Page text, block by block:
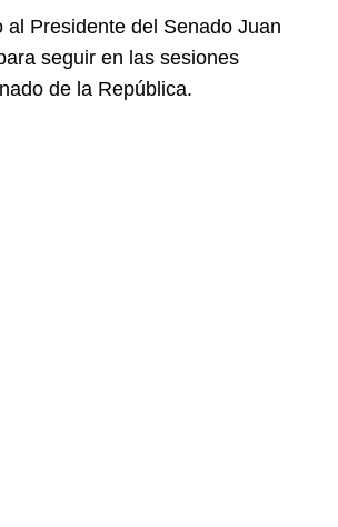
al Presidente del Senado Juan
seguir en las sesiones
de la República.